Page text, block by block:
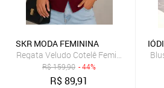
SKR MODA FEMININA
Regata Veludo Cotelê Feminina SKR
R$159,90 - 44%
R$89,91